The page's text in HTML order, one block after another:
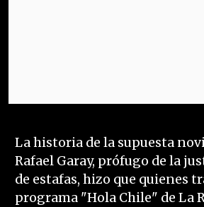
La historia de la supuesta
Rafael Garay, prófugo de la
de estafas, hizo que quienes
programa "Hola Chile" de La